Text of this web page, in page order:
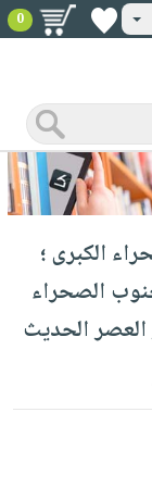
0
الكبرى ؛
الصحراء
العصر الحديث